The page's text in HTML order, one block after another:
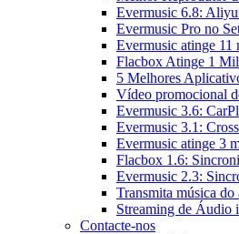
Evermusic 6.8:
Evermusic Pro no
Evermusic atinge 11
Flacbox Atinge 1
5 Melhores
Vídeo promocional
Evermusic 3.6:
Evermusic 3.1:
Evermusic atinge 3
Flacbox 1.6:
Evermusic 2.3:
Transmita música
Streaming de Áudio
Contacte-nos